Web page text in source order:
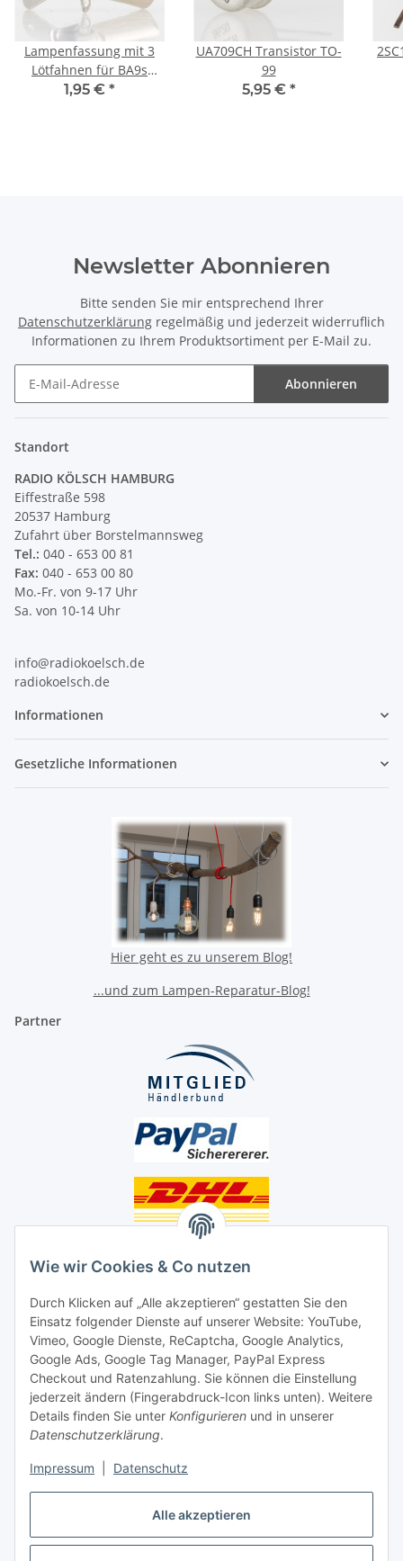
Alle akzeptieren
Wie wir Cookies & Co nutzen
Durch Klicken auf „Alle akzeptieren“ gestatten Sie den
Einsatz folgender Dienste auf unserer Website: YouTube,
Vimeo, Google Dienste, ReCaptcha, Google Analytics,
Google Ads, Google Tag Manager, PayPal Express
Checkout und Ratenzahlung. Sie können die Einstellung
jederzeit ändern (Fingerabdruck-Icon links unten). Weitere
Details finden Sie unter Konfigurieren und in unserer
Datenschutzerklärung.
Impressum Datenschutz
Lampenfassung mit 3
Lötfahnen für BA9s
Sockel
1,95 € *
UA709CH Transistor TO-
99
5,95 € *
Newsletter Abonnieren
Bitte senden Sie mir entsprechend Ihrer
Datenschutzerklärung regelmäßig und jederzeit widerruflich
Informationen zu Ihrem Produktsortiment per E-Mail zu.
Abonnieren
Standort
RADIO KÖLSCH HAMBURG
Eiffestraße 598
20537 Hamburg
Zufahrt über Borstelmannsweg
Tel.: 040 - 653 00 81
Fax: 040 - 653 00 80
Mo.-Fr. von 9-17 Uhr
Sa. von 10-14 Uhr
info@radiokoelsch.de
radiokoelsch.de
Informationen
Gesetzliche Informationen
Hier geht es zu unserem Blog!
...und zum Lampen-Reparatur-Blog!
Partner
Social Media
Unsere Dienstleistungen
Lampenreparatur
Lichtservice für Senioren
Vertrag widerrufen